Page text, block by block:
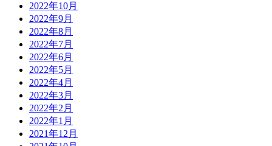
2022年10月
2022年9月
2022年8月
2022年7月
2022年6月
2022年5月
2022年4月
2022年3月
2022年2月
2022年1月
2021年12月